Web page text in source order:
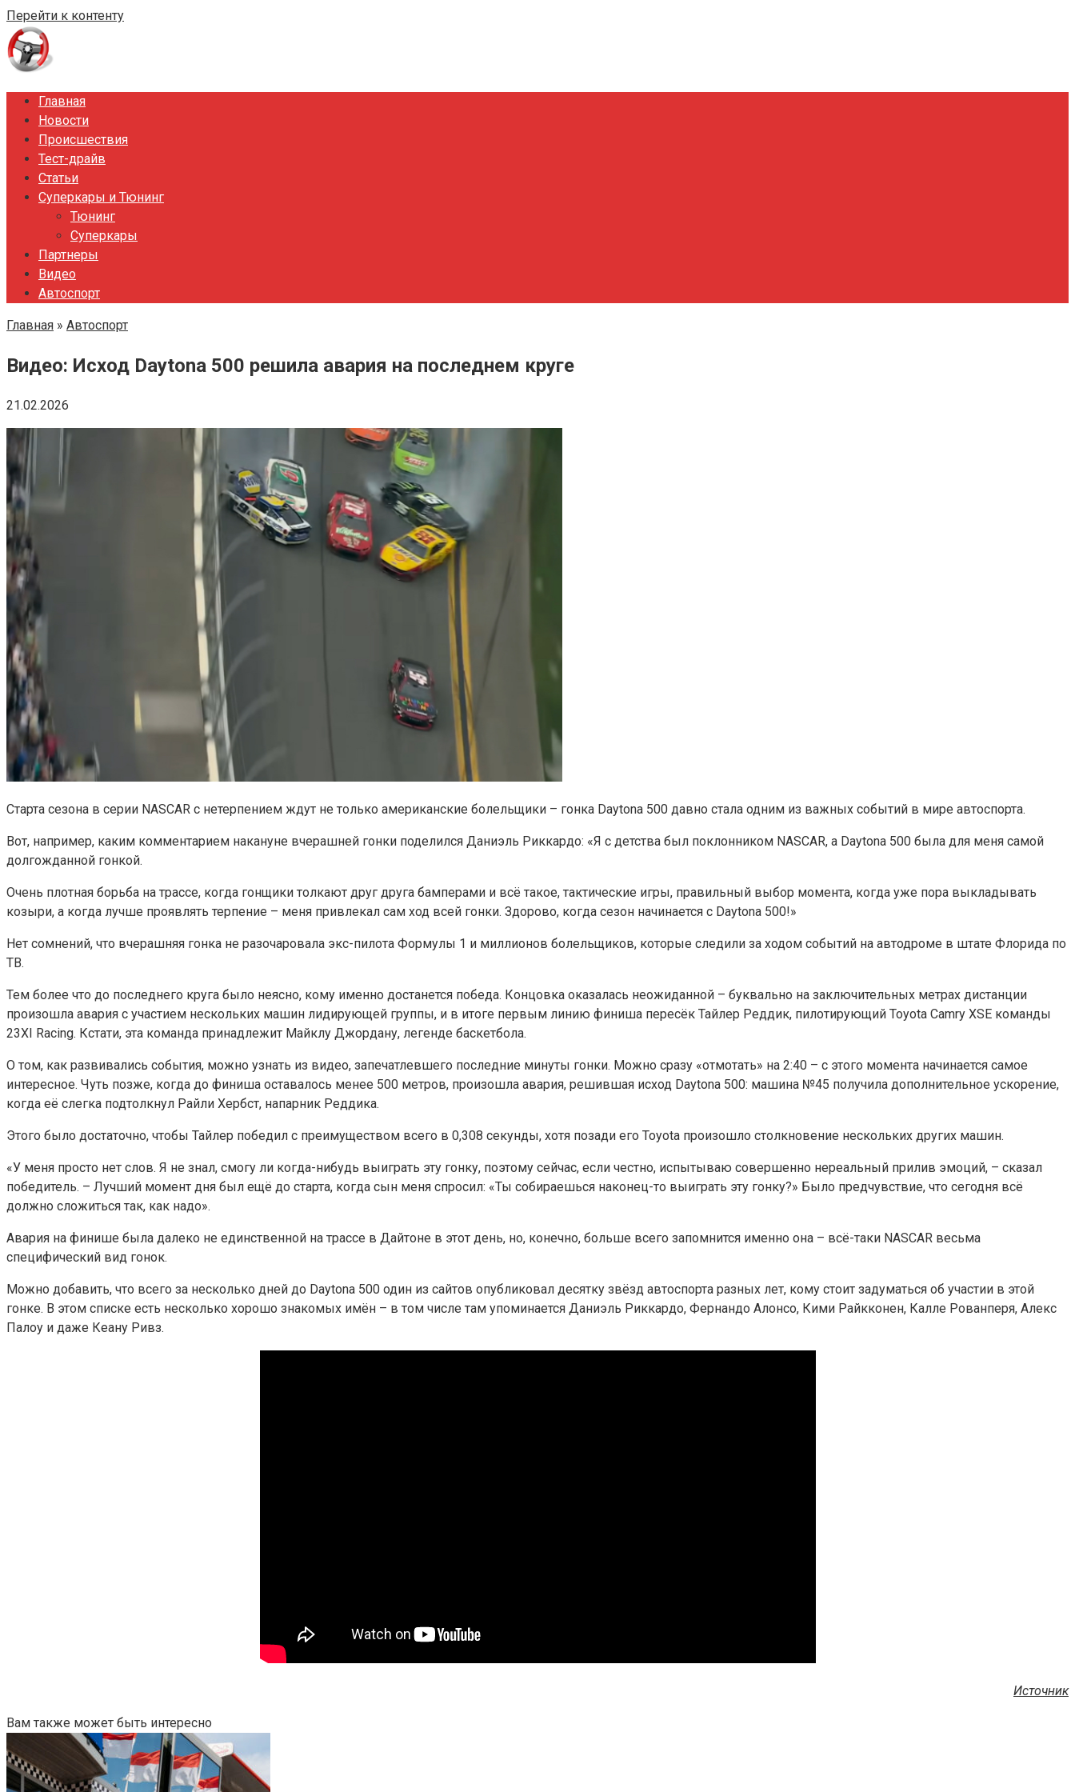
Перейти к контенту
Главная
Новости
Происшествия
Тест-драйв
Статьи
Суперкары и Тюнинг
Тюнинг
Суперкары
Партнеры
Видео
Автоспорт
Главная » Автоспорт
Видео: Исход Daytona 500 решила авария на последнем круге
21.02.2026
Старта сезона в серии NASCAR с нетерпением ждут не только американские болельщики – гонка Daytona 500 давно стала одним из важных событий в мире автоспорта.
Вот, например, каким комментарием накануне вчерашней гонки поделился Даниэль Риккардо: «Я с детства был поклонником NASCAR, а Daytona 500 была для меня самой
долгожданной гонкой.
Очень плотная борьба на трассе, когда гонщики толкают друг друга бамперами и всё такое, тактические игры, правильный выбор момента, когда уже пора выкладывать
козыри, а когда лучше проявлять терпение – меня привлекал сам ход всей гонки. Здорово, когда сезон начинается с Daytona 500!»
Нет сомнений, что вчерашняя гонка не разочаровала экс-пилота Формулы 1 и миллионов болельщиков, которые следили за ходом событий на автодроме в штате Флорида по
ТВ.
Тем более что до последнего круга было неясно, кому именно достанется победа. Концовка оказалась неожиданной – буквально на заключительных метрах дистанции
произошла авария с участием нескольких машин лидирующей группы, и в итоге первым линию финиша пересёк Тайлер Реддик, пилотирующий Toyota Camry XSE команды
23XI Racing. Кстати, эта команда принадлежит Майклу Джордану, легенде баскетбола.
О том, как развивались события, можно узнать из видео, запечатлевшего последние минуты гонки. Можно сразу «отмотать» на 2:40 – с этого момента начинается самое
интересное. Чуть позже, когда до финиша оставалось менее 500 метров, произошла авария, решившая исход Daytona 500: машина №45 получила дополнительное ускорение,
когда её слегка подтолкнул Райли Хербст, напарник Реддика.
Этого было достаточно, чтобы Тайлер победил с преимуществом всего в 0,308 секунды, хотя позади его Toyota произошло столкновение нескольких других машин.
«У меня просто нет слов. Я не знал, смогу ли когда-нибудь выиграть эту гонку, поэтому сейчас, если честно, испытываю совершенно нереальный прилив эмоций, – сказал
победитель. – Лучший момент дня был ещё до старта, когда сын меня спросил: «Ты собираешься наконец-то выиграть эту гонку?» Было предчувствие, что сегодня всё
должно сложиться так, как надо».
Авария на финише была далеко не единственной на трассе в Дайтоне в этот день, но, конечно, больше всего запомнится именно она – всё-таки NASCAR весьма
специфический вид гонок.
Можно добавить, что всего за несколько дней до Daytona 500 один из сайтов опубликовал десятку звёзд автоспорта разных лет, кому стоит задуматься об участии в этой
гонке. В этом списке есть несколько хорошо знакомых имён – в том числе там упоминается Даниэль Риккардо, Фернандо Алонсо, Кими Райкконен, Калле Рованперя, Алекс
Палоу и даже Кеану Ривз.
Источник
Вам также может быть интересно